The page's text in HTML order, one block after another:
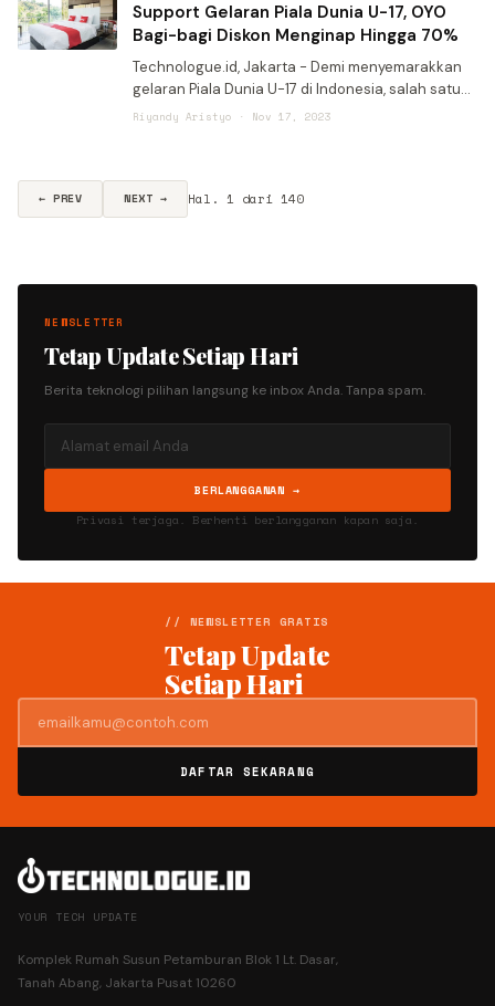
Support Gelaran Piala Dunia U-17, OYO
Bagi-bagi Diskon Menginap Hingga 70%
Technologue.id, Jakarta - Demi menyemarakkan
gelaran Piala Dunia U-17 di Indonesia, salah satu
platform akomodasi di Indonesia, OYO,
Riyandy Aristyo · Nov 17, 2023
← PREV NEXT → Hal. 1 dari 140
NEWSLETTER
Tetap Update Setiap Hari
Berita teknologi pilihan langsung ke inbox Anda. Tanpa spam.
BERLANGGANAN →
Privasi terjaga. Berhenti berlangganan kapan saja.
// NEWSLETTER GRATIS
Tetap Update
Setiap Hari
DAFTAR SEKARANG
YOUR TECH UPDATE
Komplek Rumah Susun Petamburan Blok 1 Lt. Dasar,
Tanah Abang, Jakarta Pusat 10260